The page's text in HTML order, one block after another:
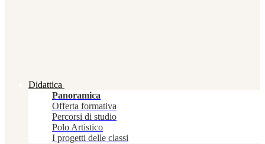
Didattica
Panoramica
Offerta formativa
Percorsi di studio
Polo Artistico
I progetti delle classi